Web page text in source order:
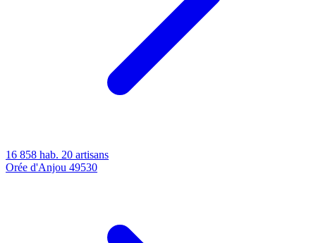
16 858 hab. 20 artisans
Orée d'Anjou 49530